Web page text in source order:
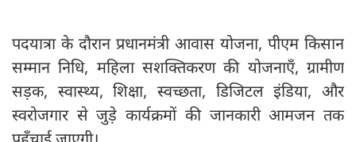
पदयात्रा के दौरान प्रधानमंत्री आवास योजना, पीएम किसान
सम्मान निधि, महिला सशक्तिकरण की योजनाएँ, ग्रामीण
सड़क, स्वास्थ्य, शिक्षा, स्वच्छता, डिजिटल इंडिया, और
स्वरोजगार से जुड़े कार्यक्रमों की जानकारी आमजन तक